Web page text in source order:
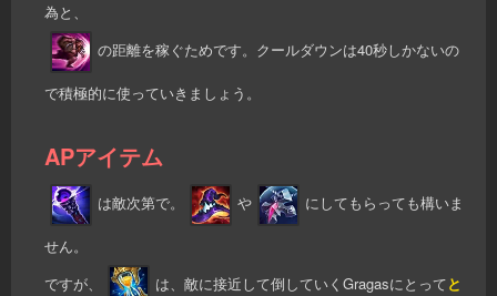
為と、
の距離を稼ぐためです。クールダウンは40秒しかないの
で積極的に使っていきましょう。
APアイテム
は敵次第で。 や にしてもらっても構いま
せん。
ですが、
は、敵に接近して倒していくGragasにとってと